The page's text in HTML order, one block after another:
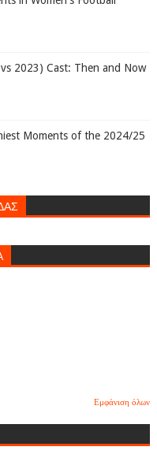
2023) Cast: Then and Now
Moments of the 2024/25
Εμφάνιση όλων